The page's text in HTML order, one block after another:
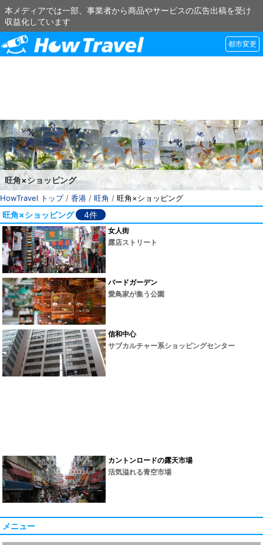
本メディアでは一部、事業者から商品やサービスの広告出稿を受け
収益化しています
都市変更
旺角×ショッピング
HowTravel トップ/ 香港 / 旺角 / 旺角×ショッピング
旺角×ショッピング 4件
女人街
露店ストリート
バードガーデン
愛鳥家が集う公園
信和中心
サブカルチャー系ショッピングセンター
カントンロードの露天市場
活気溢れる青空市場
メニュー